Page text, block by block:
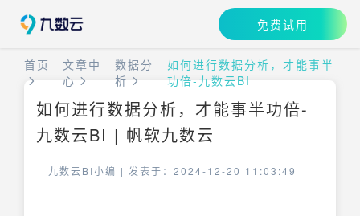
免费试用
首页
文章中
心
数据分
析
如何进行数据分析，才能事半
功倍-九数云BI
如何进行数据分析，才能事半功倍-
九数云BI | 帆软九数云
九数云BI小编 | 发表于：2024-12-20 11:03:49